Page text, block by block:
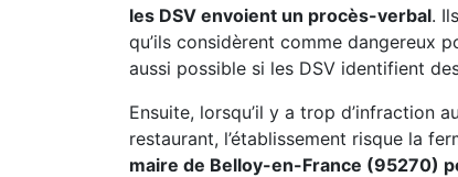
les DSV envoient un procès-verbal.
qu’ils considèrent comme dangereux
aussi possible si les DSV identifient
Ensuite, lorsqu’il y a trop d’infraction
restaurant, l’établissement risque la
maire de Belloy-en-France (95270)